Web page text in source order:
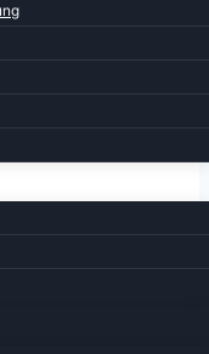
in den